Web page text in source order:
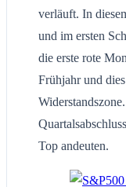
verläuft. In
und im ersten
die erste rote
Frühjahr und
Top andeuten.